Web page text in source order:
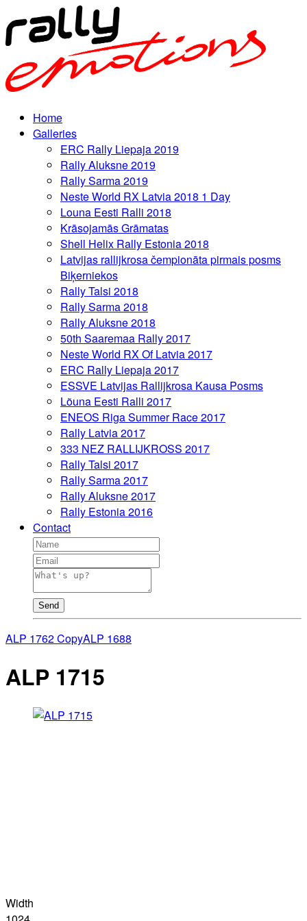
Home
Galleries
ERC Rally Liepaja 2019
Rally Aluksne 2019
Rally Sarma 2019
Neste World RX Latvia 2018 1 Day
Louna Eesti Ralli 2018
Krāsojamās Grāmatas
Shell Helix Rally Estonia 2018
Latvijas rallijkrosa čempionāta pirmais posms
Biķerniekos
Rally Talsi 2018
Rally Sarma 2018
Rally Aluksne 2018
50th Saaremaa Rally 2017
Neste World RX Of Latvia 2017
ERC Rally Liepaja 2017
ESSVE Latvijas Rallijkrosa Kausa Posms
Lõuna Eesti Ralli 2017
ENEOS Riga Summer Race 2017
Rally Latvia 2017
333 NEZ RALLIJKROSS 2017
Rally Talsi 2017
Rally Sarma 2017
Rally Aluksne 2017
Rally Estonia 2016
Contact
Send
ALP 1762 CopyALP 1688
ALP 1715
Width